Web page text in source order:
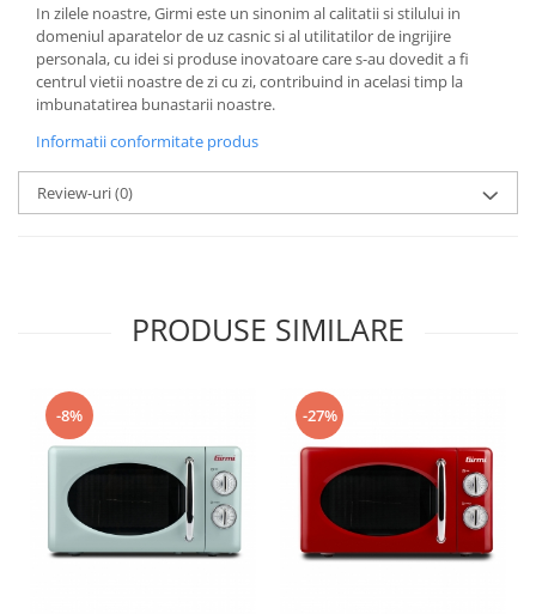
In zilele noastre, Girmi este un sinonim al calitatii si stilului in
domeniul aparatelor de uz casnic si al utilitatilor de ingrijire
personala, cu idei si produse inovatoare care s-au dovedit a fi
centrul vietii noastre de zi cu zi, contribuind in acelasi timp la
imbunatatirea bunastarii noastre.
Informatii conformitate produs
Review-uri(0)
PRODUSE SIMILARE
-8% -27%